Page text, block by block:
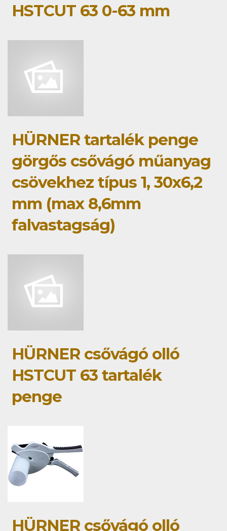
HSTCUT 63 0-63 mm
HÜRNER tartalék penge
görgős csővágó műanyag
csövekhez típus 1, 30x6,2
mm (max 8,6mm
falvastagság)
HÜRNER csővágó olló
HSTCUT 63 tartalék
penge
HÜRNER csővágó olló